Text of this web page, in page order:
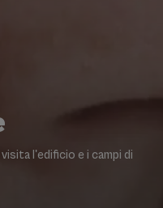
l'edificio e i campi di